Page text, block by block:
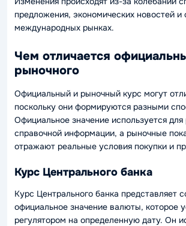
предложения, экономических новостей и
международных рынках.
Чем отличается
рыночного
Официальный и рыночный курс могут
поскольку они формируются разными
Официальное значение используется для
справочной информации, а рыночные
отражают реальные условия покупки и
Курс Центрального банка
Курс Центрального банка представляет
официальное значение валюты, которое
регулятором на определенную дату. Он